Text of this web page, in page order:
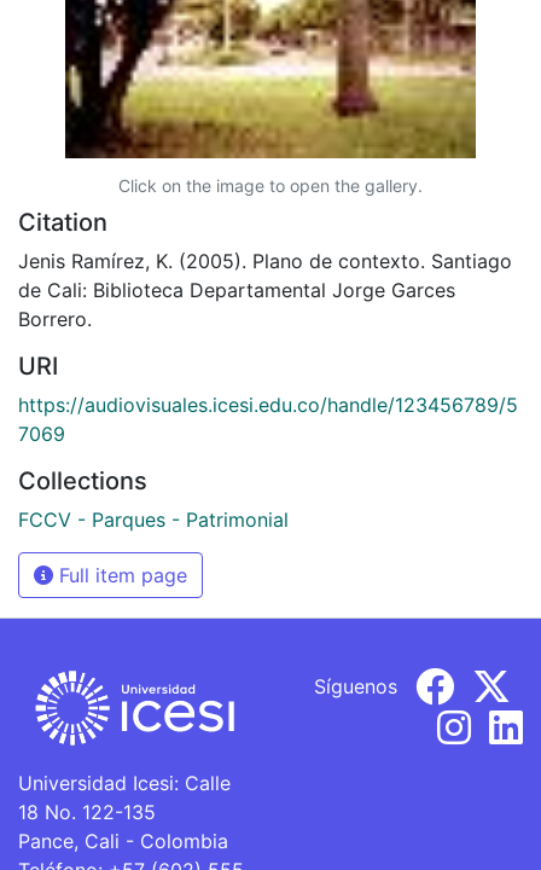
Click on the image to open the gallery.
Citation
Jenis Ramírez, K. (2005). Plano de contexto. Santiago
de Cali: Biblioteca Departamental Jorge Garces
Borrero.
URI
https://audiovisuales.icesi.edu.co/handle/123456789/5
7069
Collections
FCCV - Parques - Patrimonial
Full item page
Universidad Icesi: Calle
18 No. 122-135
Pance, Cali - Colombia
Síguenos